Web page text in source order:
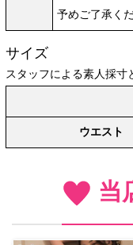
予めご了承くだ
サイズ
スタッフによる素人採寸
ウエスト
当